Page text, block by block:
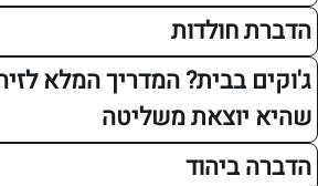
המדריך המלא לזיהוי
משליטה